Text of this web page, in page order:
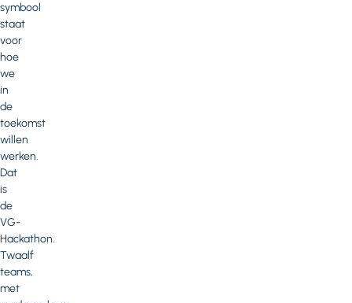
symbool
staat
voor
hoe
we
in
de
toekomst
willen
werken.
Dat
is
de
VG-
Hackathon.
Twaalf
teams,
met